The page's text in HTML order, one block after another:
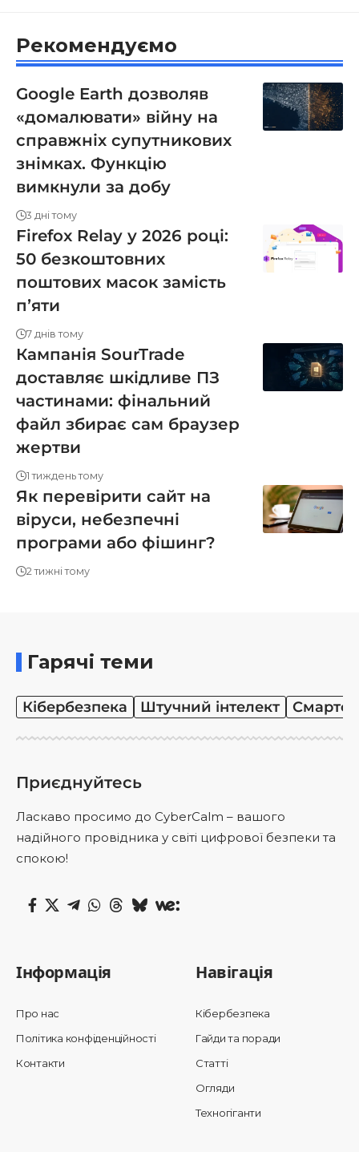
Рекомендуємо
Google Earth дозволяв
«домалювати» війну на
справжніх супутникових
знімках. Функцію
вимкнули за добу
3 дні тому
Firefox Relay у 2026 році:
50 безкоштовних
поштових масок замість
пʼяти
7 днів тому
Кампанія SourTrade
доставляє шкідливе ПЗ
частинами: фінальний
файл збирає сам браузер
жертви
1 тиждень тому
Як перевірити сайт на
віруси, небезпечні
програми або фішинг?
2 тижні тому
Гарячі теми
Кібербезпека Штучний інтелект
Приєднуйтесь
Ласкаво просимо до CyberCalm – вашого
надійного провідника у світі цифрової безпеки та
спокою!
Інформація
Про нас
Політика конфіденційності
Контакти
Навігація
Кібербезпека
Гайди та поради
Статті
Огляди
Техногіганти